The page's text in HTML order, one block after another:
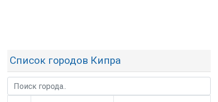
Список городов Кипра